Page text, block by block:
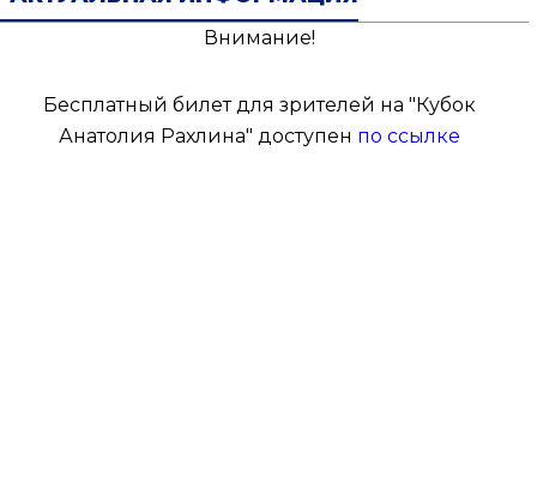
Внимание!
Бесплатный билет для зрителей на "Кубок
Анатолия Рахлина" доступен по ссылке